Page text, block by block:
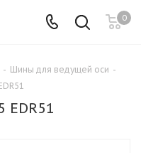
0
- Шины для ведущей оси -
EDR51